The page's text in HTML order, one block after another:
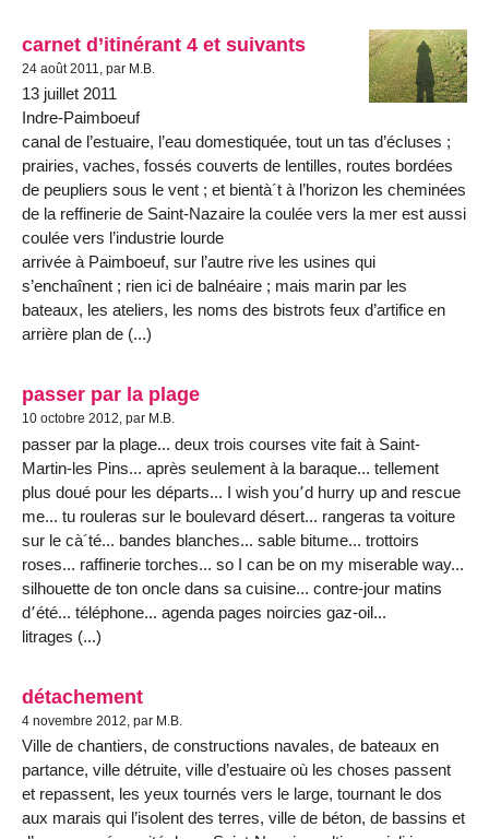
carnet d’itinérant 4 et suivants
24 août 2011, par M.B.
13 juillet 2011
Indre-Paimboeuf
canal de l’estuaire, l’eau domestiquée, tout un tas d’écluses ;
prairies, vaches, fossés couverts de lentilles, routes bordées
de peupliers sous le vent ; et bientà´t à l’horizon les cheminées
de la reffinerie de Saint-Nazaire la coulée vers la mer est aussi
coulée vers l’industrie lourde
arrivée à Paimboeuf, sur l’autre rive les usines qui
s’enchaînent ; rien ici de balnéaire ; mais marin par les
bateaux, les ateliers, les noms des bistrots feux d’artifice en
arrière plan de (...)
passer par la plage
10 octobre 2012, par M.B.
passer par la plage... deux trois courses vite fait à Saint-
Martin-les Pins... après seulement à la baraque... tellement
plus doué pour les départs... I wish you՚d hurry up and rescue
me... tu rouleras sur le boulevard désert... rangeras ta voiture
sur le cà´té... bandes blanches... sable bitume... trottoirs
roses... raffinerie torches... so I can be on my miserable way...
silhouette de ton oncle dans sa cuisine... contre-jour matins
d՚été... téléphone... agenda pages noircies gaz-oil...
litrages (...)
détachement
4 novembre 2012, par M.B.
Ville de chantiers, de constructions navales, de bateaux en
partance, ville détruite, ville d’estuaire où les choses passent
et repassent, les yeux tournés vers le large, tournant le dos
aux marais qui l’isolent des terres, ville de béton, de bassins et